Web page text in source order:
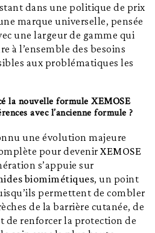
dans une politique de prix
marque universelle, pensée
une largeur de gamme qui
à l’ensemble des besoins
aux problématiques les
la nouvelle formule XEMOSE
avec l’ancienne formule ?
une évolution majeure
pour devenirXEMOSE
s’appuie sur
biomimétiques, un point
permettent de combler
de la barrière cutanée, de
de renforcer la protection de